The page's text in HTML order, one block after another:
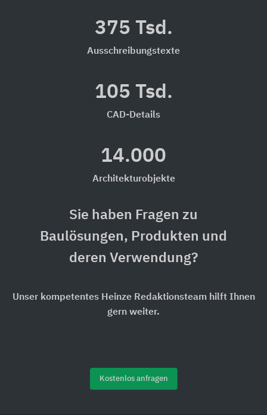
375 Tsd.
Ausschreibungstexte
105 Tsd.
CAD-Details
14.000
Architekturobjekte
Sie haben Fragen zu
Baulösungen, Produkten und
deren Verwendung?
Unser kompetentes Heinze Redaktionsteam hilft Ihnen
gern weiter.
Kostenlos anfragen